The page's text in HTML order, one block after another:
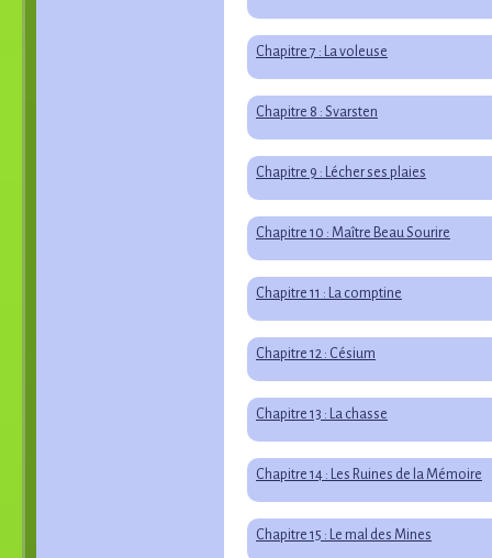
Chapitre 7 : La voleuse
Chapitre 8 : Svarsten
Chapitre 9 : Lécher ses plaies
Chapitre 10 : Maître Beau Sourire
Chapitre 11 : La comptine
Chapitre 12 : Césium
Chapitre 13 : La chasse
Chapitre 14 : Les Ruines de la Mémoire
Chapitre 15 : Le mal des Mines